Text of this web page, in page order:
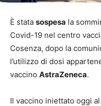
È stata sospesa la
Covid-19 nel centro
Cosenza, dopo la
l’utilizzo di dosi
vaccino AstraZeneca.
Il vaccino iniettato oggi